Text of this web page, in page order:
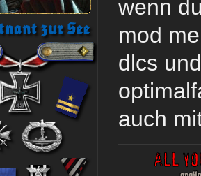
wenn
mod
dlcs
auch